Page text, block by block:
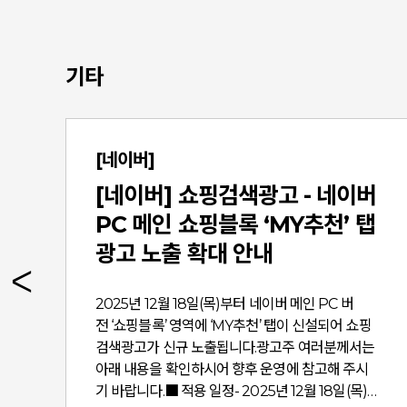
기타
[네이버]
[네이버] 쇼핑검색광고 - 네이버
PC 메인 쇼핑블록 ‘MY추천’ 탭
광고 노출 확대 안내
2025년 12월 18일(목)부터 네이버 메인 PC 버
전 ‘쇼핑블록’ 영역에 ‘MY추천’ 탭이 신설되어 쇼핑
검색광고가 신규 노출됩니다.광고주 여러분께서는
아래 내용을 확인하시어 향후 운영에 참고해 주시
기 바랍니다.​■ 적용 일정- 2025년 12월 18일(목)